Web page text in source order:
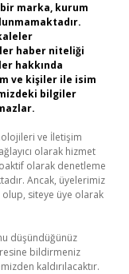
marka, kurum
haber niteliği
hakkında
ve kişiler ile isim
bilgiler
ve İletişim
olarak hizmet
olarak denetleme
Ancak, üyelerimiz
olup, siteye üye olarak
düşündüğünüz
bildirmeniz
kaldırılacaktır.